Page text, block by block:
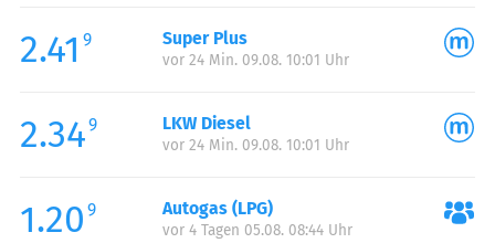
2.41 9 Super Plus
vor 24 Min. 09.08. 10:01 Uhr
2.349 LKW Diesel
vor 24 Min. 09.08. 10:01 Uhr
1.20 9 Autogas (LPG)
vor 4 Tagen 05.08. 08:44 Uhr